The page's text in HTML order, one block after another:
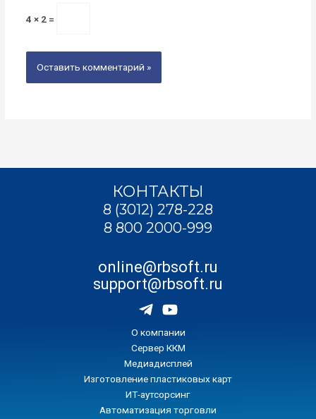
4 × 2 =
КОНТАКТЫ
8 (3012) 278-228
8 800 2000-999
online@rbsoft.ru
support@rbsoft.ru
О компании
Сервер ККМ
Медиадисплей
Изготовление пластиковых карт
ИТ-аутсорсинг
Автоматизация торговли